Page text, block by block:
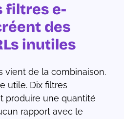
filtres e-
des
inutiles
vient de la combinaison.
utile. Dix filtres
produire une quantité
rapport avec le